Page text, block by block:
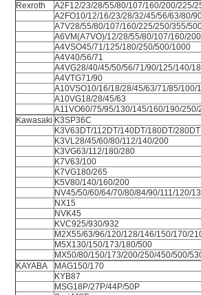
Rexroth
A2F12/23/28/55/80/107/160/200/225/
A2FO10/12/16/23/28/32/45/56/63/80/
A7V28/55/80/107/160/225/250/355/
A6VM(A7VO)/12/28/55/80/107/160/
A4VSO45/71/125/180/250/500/1000
A4V40/56/71
A4VG28/40/45/50/56/71/90/125/140/
A4VTG71/90
A10VSO10/16/18/28/45/63/71/85/100/
A10VG18/28/45/63
A11VO60/75/95/130/145/160/190/
Kawasaki K3SP36C
K3V63DT/112DT/140DT/180DT/280DT
K3VL28/45/60/80/112/140/200
K3VG63/112/180/280
K7V63/100
K7VG180/265
K5V80/140/160/200
NV45/50/60/64/70/80/84/90/111/120/
NX15
NVK45
KVC925/930/932
M2X55/63/96/120/128/146/150/170/
M5X130/150/173/180/500
MX50/80/150/173/200/250/450/500/
KAYABA
MAG150/170
KYB87
MSG18P/27P/44P/50P